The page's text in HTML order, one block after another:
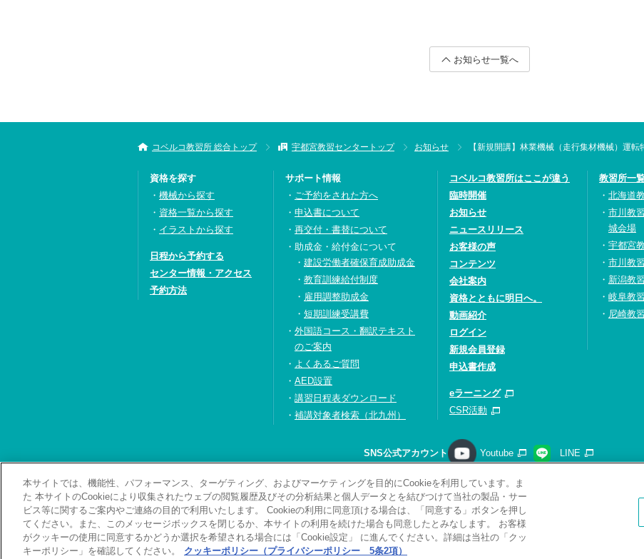
お知らせ一覧へ
コベルコ教習所 総合トップ 宇都宮教習センタートップ お知らせ 【新規開講】林業機械（走行集材機械）運転
資格を探す
機械から探す
資格一覧から探す
イラストから探す
日程から予約する
センター情報・アクセス
予約方法
サポート情報
ご予約をされた方へ
申込書について
再交付・書替について
助成金・給付金について
建設労働者確保育成助成金
教育訓練給付制度
雇用調整助成金
短期訓練受講費
外国語コース・翻訳テキスト
のご案内
よくあるご質問
AED設置
講習日程表ダウンロード
補講対象者検索（北九州）
コベルコ教習所はここが違う
臨時開催
お知らせ
ニュースリリース
お客様の声
コンテンツ
会社案内
資格とともに明日へ。
動画紹介
ログイン
新規会員登録
申込書作成
eラーニング
CSR活動
教習所一
北海道
市川教
城会場
宇都宮
市川教
新潟教
岐阜教
尼崎教
SNS公式アカウント Youtube LINE
お問い合わせ・資料請求 プライバシーポリシー ソーシャルメディアポリシー
サイトマップ
関連リンク
Copyright(C) 2026 Kobelco Training Services Co,.Ltd.
本サイトでは、機能性、パフォーマンス、ターゲティング、およびマーケティングを目的にCookieを利用しています。ま
た 本サイトのCookieにより収集されたウェブの閲覧履歴及びその分析結果と個人データとを結びつけて当社の製品・サー
ビス等に関するご案内やご連絡の目的で利用いたします。 Cookieの利用に同意頂ける場合は、「同意する」ボタンを押し
てください。また、このメッセージボックスを閉じるか、本サイトの利用を続けた場合も同意したとみなします。 お客様
がクッキーの使用に同意するかどうか選択を希望される場合には「Cookie設定」 に進んでください。詳細は当社の「クッ
キーポリシー」を確認してください。
クッキーポリシー（プライバシーポリシー 5条2項）